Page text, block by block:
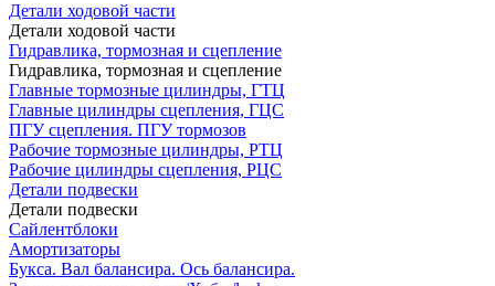
Детали ходовой части
Детали ходовой части
Гидравлика, тормозная и сцепление
Гидравлика, тормозная и сцепление
Главные тормозные цилиндры, ГТЦ
Главные цилиндры сцепления, ГЦС
ПГУ сцепления. ПГУ тормозов
Рабочие тормозные цилиндры, РТЦ
Рабочие цилиндры сцепления, РЦС
Детали подвески
Детали подвески
Cайлентблоки
Амортизаторы
Букса. Вал балансира. Ось балансира.